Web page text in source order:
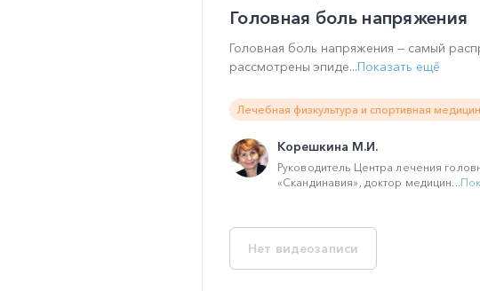
Головная боль напряжения
Головная боль напряжения — самый
рассмотрены эпиде...Показать ещё
Лечебная физкультура и спортивная
Корешкина М.И.
Руководитель Центра лечения
«Скандинавия», доктор медицин...
Нет видеозаписи